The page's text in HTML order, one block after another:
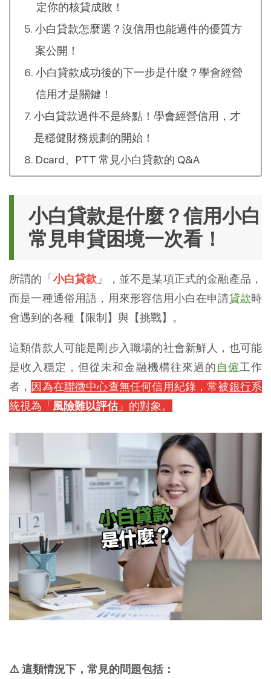
定你的核貸成敗！
小白貸款怎麼選？沒信用也能過件的優質方
案公開！
小白貸款成功後的下一步是什麼？學會經營
信用才是關鍵！
小白貸款過件不是終點！學會經營信用，才
是穩健財務規劃的開始！
Dcard、PTT 常見小白貸款的 Q&A
小白貸款是什麼？信用小白
常見申貸困境一次看！
所謂的「 小白貸款 」，並不是某項正式的金融產品，
而是一種通俗用語，用來形容信用小白在申請貸款時
會遇到的各種【限制】與【挑戰】。
這類借款人可能是剛步入職場的社會新鮮人，也可能
是收入穩定，但從未和金融機構往來過的自僱工作
者， 因為在聯徵中心查無任何信用紀錄，常被銀行系
統視為「 風險難以評估」的對象。
⚠️ 這類情況下，常見的問題包括：